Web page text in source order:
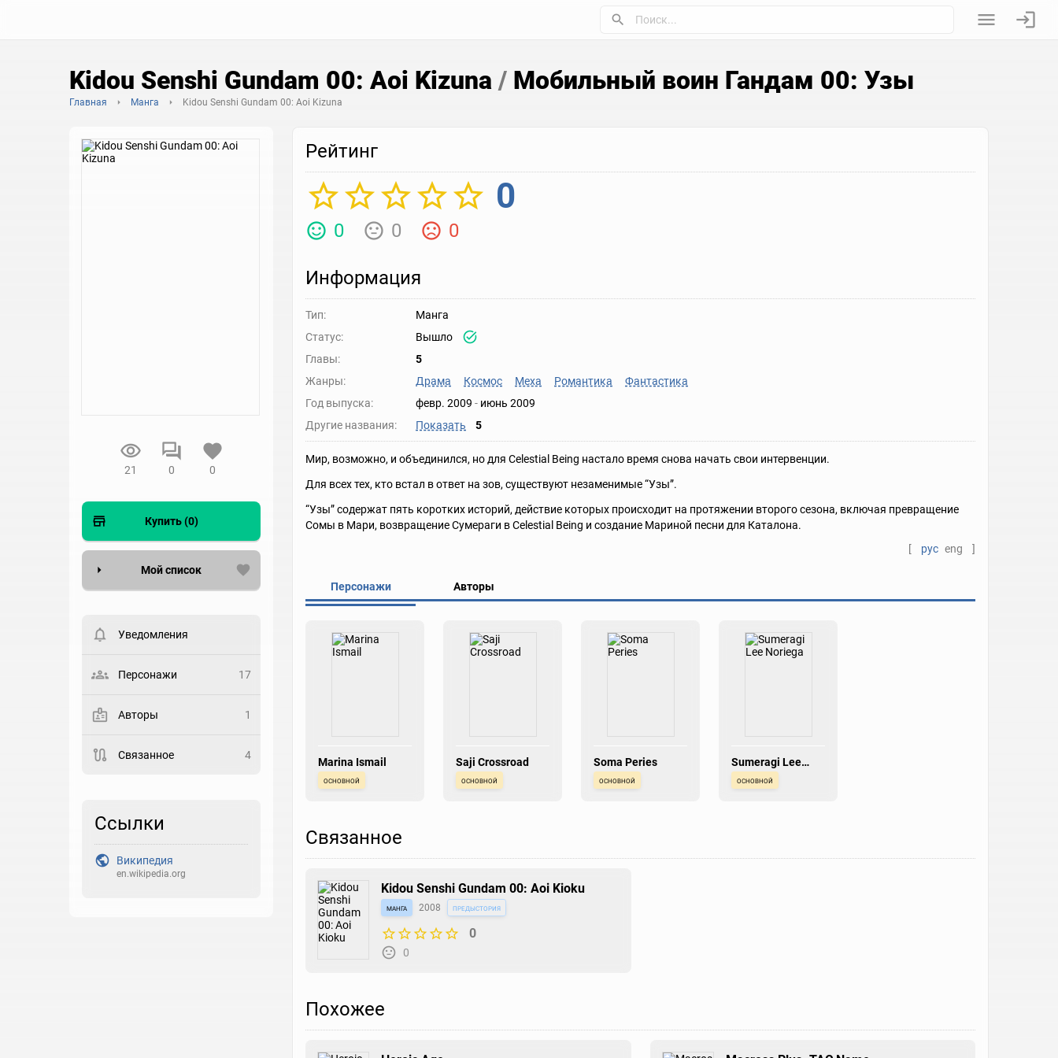
Kidou Senshi Gundam 00: Aoi Kizuna / Мобильный воин Гандам 00: Узы
Главная Манга Kidou Senshi Gundam 00: Aoi Kizuna
21 0 0
Купить (0)
Мой список
пользователи. Хотите
Статус
Закладка
Реакция
Выберите реакцию
Уведомления
Персонажи 17
Авторы 1
Связанное 4
Ссылки
Википедия
en.wikipedia.org
Рейтинг
0
0 0 0
Информация
Тип:
Манга
Статус:
Вышло
Главы:
5
Жанры:
Драма Космос Меха Романтика
Фантастика
Год выпуска:
февр. 2009 - июнь 2009
Другие названия:
Показать 5
Мир, возможно, и объединился, но для Celestial Being настало время снова начать свои интервенции.
Для всех тех, кто встал в ответ на зов, существуют незаменимые “Узы”.
“Узы” содержат пять коротких историй, действие которых происходит на протяжении второго сезона, включая превращение
Сомы в Мари, возвращение Сумераги в Celestial Being и создание Мариной песни для Каталона.
[
рус eng ]
Персонажи Авторы
Marina Ismail
основной
Saji Crossroad
основной
Soma Peries
основной
Sumeragi Lee
Noriega
основной
Связанное
Kidou Senshi Gundam 00: Aoi Kioku
манга 2008 предыстория
0
0
Похожее